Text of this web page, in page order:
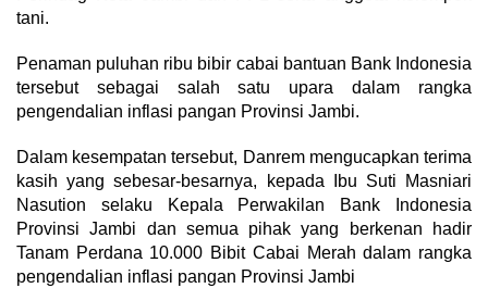
tani.
Penaman puluhan ribu bibir cabai bantuan Bank Indonesia
tersebut sebagai salah satu upara dalam rangka
pengendalian inflasi pangan Provinsi Jambi.
Dalam kesempatan tersebut, Danrem mengucapkan terima
kasih yang sebesar-besarnya, kepada Ibu Suti Masniari
Nasution selaku Kepala Perwakilan Bank Indonesia
Provinsi Jambi dan semua pihak yang berkenan hadir
Tanam Perdana 10.000 Bibit Cabai Merah dalam rangka
pengendalian inflasi pangan Provinsi Jambi